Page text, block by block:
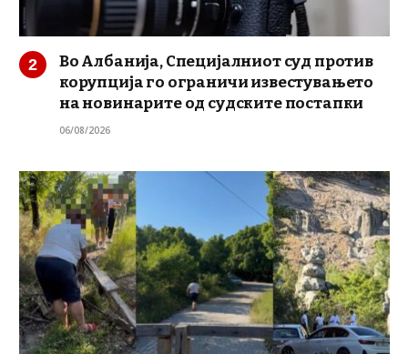
Во Албанија, Специјалниот суд против
корупција го ограничи известувањето
на новинарите од судските постапки
06/08/2026